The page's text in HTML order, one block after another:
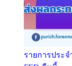
รายการประ
FED คืนนี้